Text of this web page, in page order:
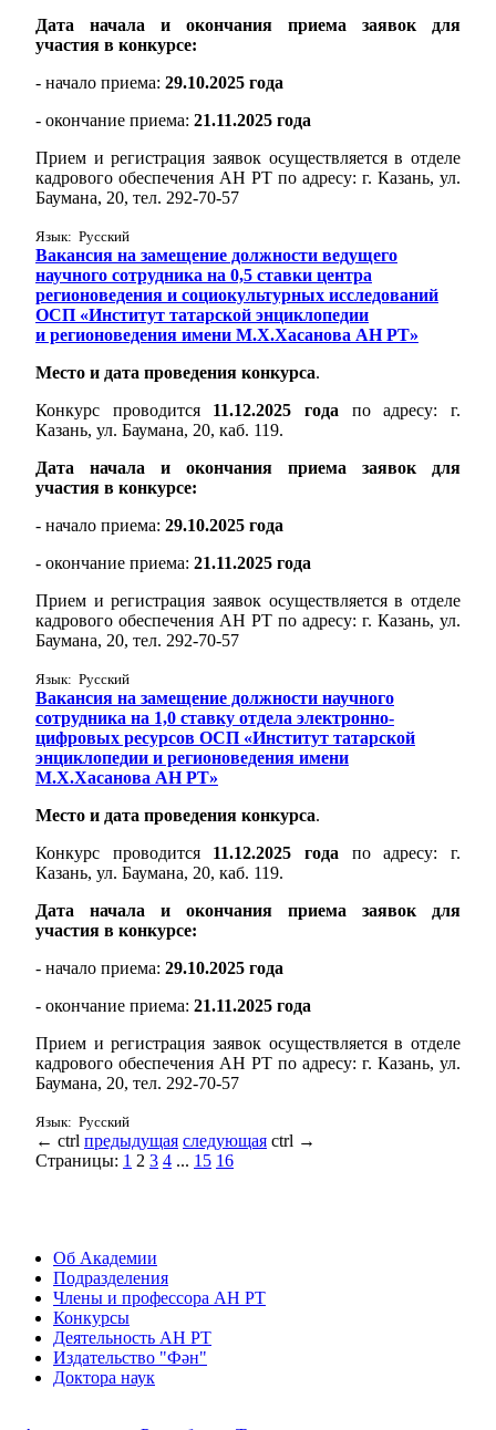
Дата начала и окончания приема заявок для
участия в конкурсе:
- начало приема: 29.10.2025 года
- окончание приема: 21.11.2025 года
Прием и регистрация заявок осуществляется в отделе
кадрового обеспечения АН РТ по адресу: г. Казань, ул.
Баумана, 20, тел. 292-70-57
Язык: Русский
Вакансия на замещение должности ведущего
научного сотрудника на 0,5 ставки центра
регионоведения и социокультурных исследований
ОСП «Институт татарской энциклопедии
и регионоведения имени М.Х.Хасанова АН РТ»
Место и дата проведения конкурса.
Конкурс проводится 11.12.2025 года по адресу: г.
Казань, ул. Баумана, 20, каб. 119.
Дата начала и окончания приема заявок для
участия в конкурсе:
- начало приема: 29.10.2025 года
- окончание приема: 21.11.2025 года
Прием и регистрация заявок осуществляется в отделе
кадрового обеспечения АН РТ по адресу: г. Казань, ул.
Баумана, 20, тел. 292-70-57
Язык: Русский
Вакансия на замещение должности научного
сотрудника на 1,0 ставку отдела электронно-
цифровых ресурсов ОСП «Институт татарской
энциклопедии и регионоведения имени
М.Х.Хасанова АН РТ»
Место и дата проведения конкурса.
Конкурс проводится 11.12.2025 года по адресу: г.
Казань, ул. Баумана, 20, каб. 119.
Дата начала и окончания приема заявок для
участия в конкурсе:
- начало приема: 29.10.2025 года
- окончание приема: 21.11.2025 года
Прием и регистрация заявок осуществляется в отделе
кадрового обеспечения АН РТ по адресу: г. Казань, ул.
Баумана, 20, тел. 292-70-57
Язык: Русский
← ctrl предыдущая следующая ctrl →
Страницы: 1 2 3 4 ... 15 16
Об Академии
Подразделения
Члены и профессора АН РТ
Конкурсы
Деятельность АН РТ
Издательство "Фән"
Доктора наук